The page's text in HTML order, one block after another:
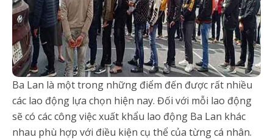
Ba Lan là một trong những điểm đến được rất nhiều
các lao động lựa chọn hiện nay. Đối với mỗi lao động
sẽ có các công việc xuất khẩu lao động Ba Lan khác
nhau phù hợp với điều kiện cụ thể của từng cá nhân.